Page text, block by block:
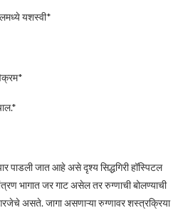
यशस्वी*
पाडली जात आहे असे दृश्य सिद्धगिरी हॉस्पिटल
भागात जर गाट असेल तर रुग्णाची बोलण्याची
असते. जागा असणाऱ्या रुग्णावर शस्त्रक्रिया